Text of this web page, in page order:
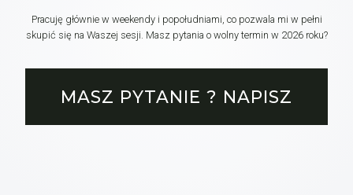
Pracuję głównie w weekendy i popołudniami, co pozwala mi w pełni
skupić się na Waszej sesji. Masz pytania o wolny termin w 2026 roku?
MASZ PYTANIE ? NAPISZ